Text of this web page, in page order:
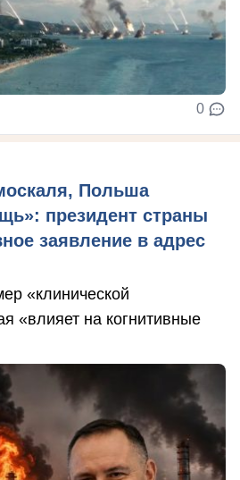
0
Польша
президент страны
заявление в адрес
«клинической
«влияет на когнитивные